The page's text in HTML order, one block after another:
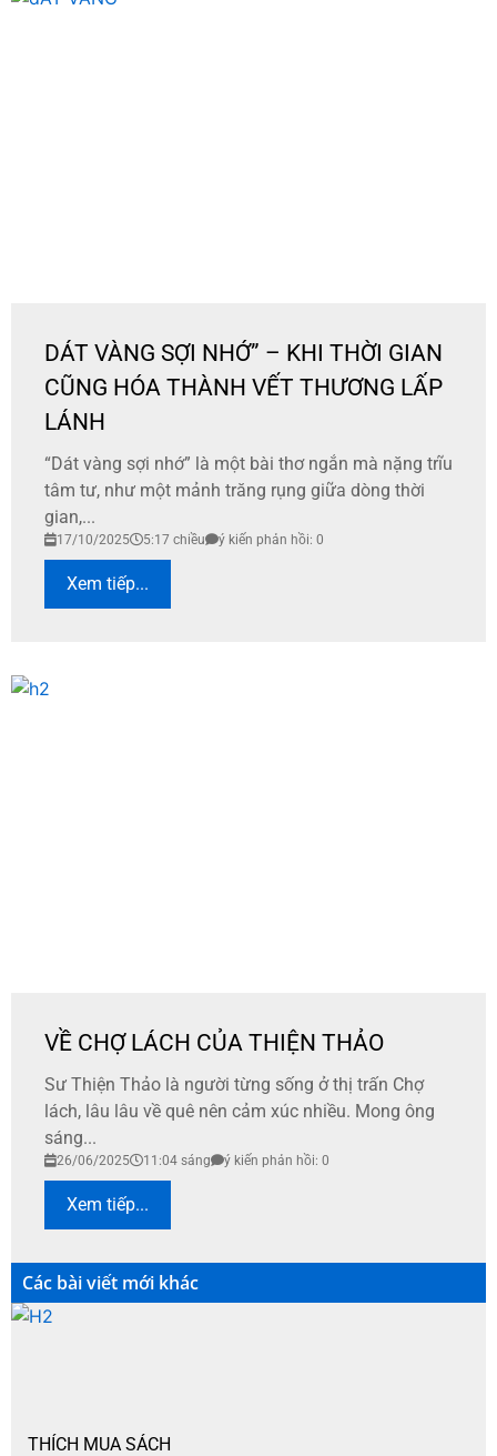
DÁT VÀNG SỢI NHỚ” – KHI THỜI GIAN
CŨNG HÓA THÀNH VẾT THƯƠNG LẤP
LÁNH
“Dát vàng sợi nhớ” là một bài thơ ngắn mà nặng trĩu
tâm tư, như một mảnh trăng rụng giữa dòng thời
gian,...
17/10/2025 5:17 chiều ý kiến phản hồi: 0
Xem tiếp...
VỀ CHỢ LÁCH CỦA THIỆN THẢO
Sư Thiện Thảo là người từng sống ở thị trấn Chợ
lách, lâu lâu về quê nên cảm xúc nhiều. Mong ông
sáng...
26/06/2025 11:04 sáng ý kiến phản hồi: 0
Xem tiếp...
Các bài viết mới khác
THÍCH MUA SÁCH